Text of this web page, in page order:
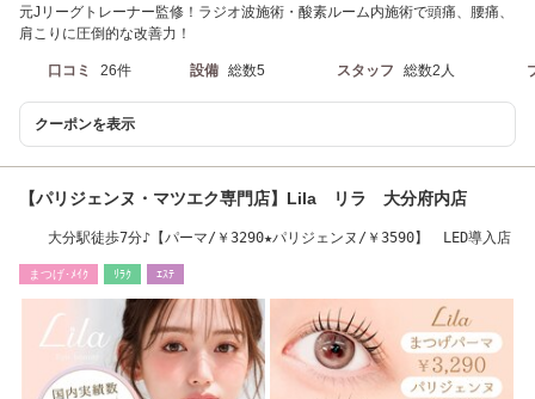
元Jリーグトレーナー監修！ラジオ波施術・酸素ルーム内施術で頭痛、腰痛、
肩こりに圧倒的な改善力！
口コミ 26件 設備 総数5 スタッフ 総数2人
クーポンを表示
【パリジェンヌ・マツエク専門店】Lila リラ 大分府内店
大分駅徒歩7分♪【パーマ/￥3290★パリジェンヌ/￥3590】 LED導入店
まつげ･ﾒｲｸ ﾘﾗｸ ｴｽﾃ